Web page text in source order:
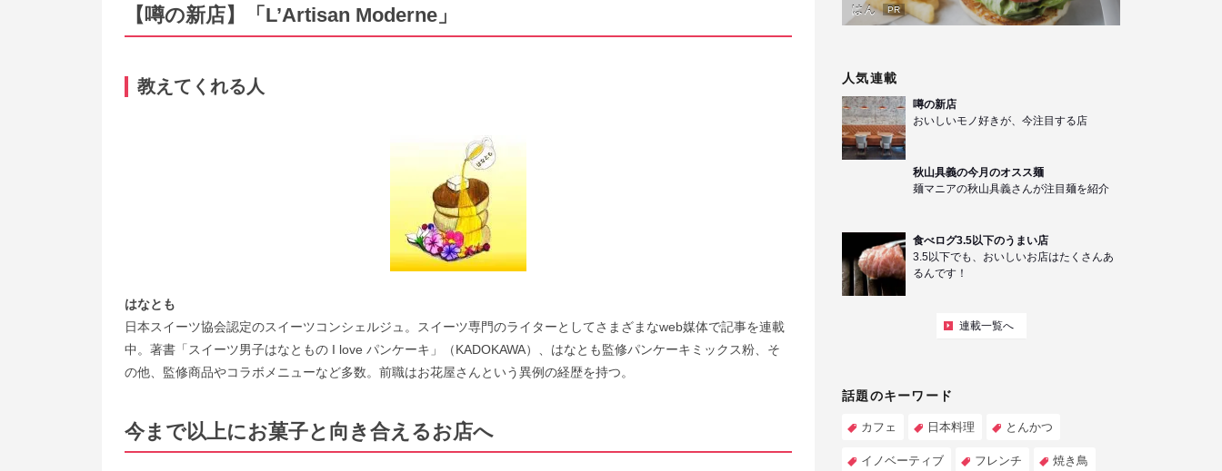
【噂の新店】「L’Artisan Moderne」
教えてくれる人
はなとも
日本スイーツ協会認定のスイーツコンシェルジュ。スイーツ専門のライターとしてさまざまなweb媒体で記事を連載
中。著書「スイーツ男子はなともの I love パンケーキ」（KADOKAWA）、はなとも監修パンケーキミックス粉、そ
の他、監修商品やコラボメニューなど多数。前職はお花屋さんという異例の経歴を持つ。
今まで以上にお菓子と向き合えるお店へ
はん
PR
人気連載
噂の新店
おいしいモノ好きが、今注目する店
秋山具義の今月のオスス麺
麺マニアの秋山具義さんが注目麺を紹介
食べログ3.5以下のうまい店
3.5以下でも、おいしいお店はたくさんあ
るんです！
連載一覧へ
話題のキーワード
カフェ 日本料理 とんかつ
イノベーティブ フレンチ 焼き鳥